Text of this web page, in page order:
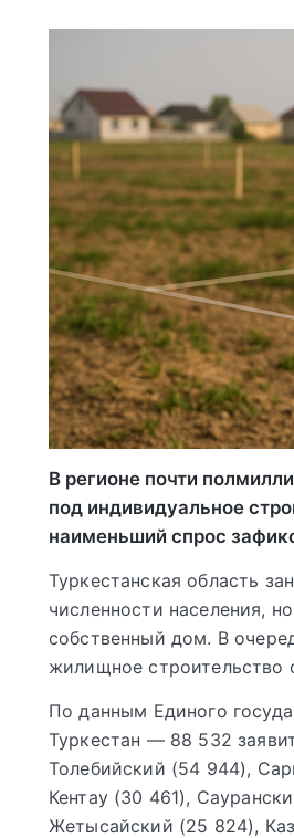
В регионе почти
под индивидуальное
наименьший спрос
Туркестанская область
численности населения,
собственный дом. В
жилищное строительство
По данным Единого
Туркестан — 88 532
Толебийский (54 944),
Кентау (30 461),
Жетысайский (25 824),